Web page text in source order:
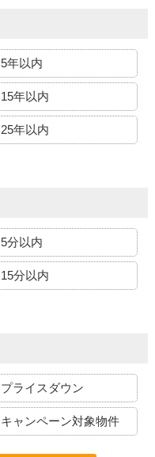
5年以内
15年以内
25年以内
5分以内
15分以内
プライスダウン
キャンペーン対象物件